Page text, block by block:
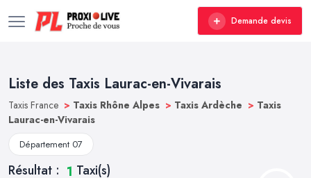
Demande devis
Liste des Taxis Laurac-en-Vivarais
Taxis France > Taxis Rhône Alpes > Taxis Ardèche > Taxis
Laurac-en-Vivarais
Département 07
Résultat : 1 Taxi(s)